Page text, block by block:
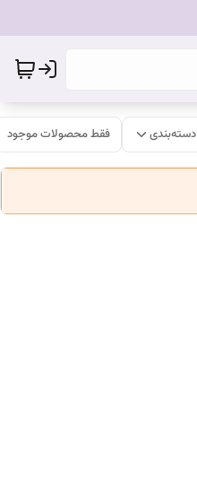
دسته‌بندی فقط محصولات موجود